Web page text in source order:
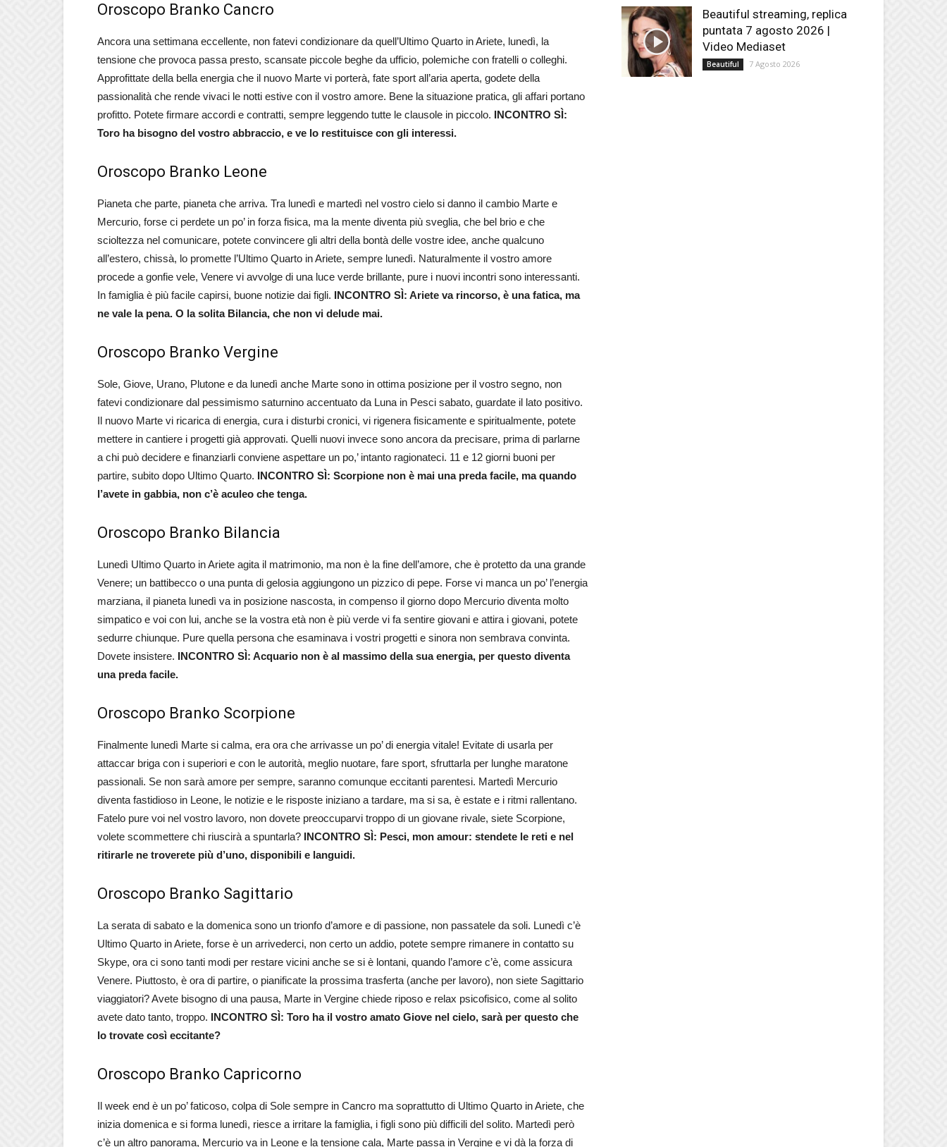
Oroscopo Branko Cancro
Ancora una settimana eccellente, non fatevi condizionare da quell’Ultimo Quarto in Ariete, lunedì, la
tensione che provoca passa presto, scansate piccole beghe da ufficio, polemiche con fratelli o colleghi.
Approfittate della bella energia che il nuovo Marte vi porterà, fate sport all’aria aperta, godete della
passionalità che rende vivaci le notti estive con il vostro amore. Bene la situazione pratica, gli affari portano
profitto. Potete firmare accordi e contratti, sempre leggendo tutte le clausole in piccolo. INCONTRO SÌ:
Toro ha bisogno del vostro abbraccio, e ve lo restituisce con gli interessi.
Oroscopo Branko Leone
Pianeta che parte, pianeta che arriva. Tra lunedì e martedì nel vostro cielo si danno il cambio Marte e
Mercurio, forse ci perdete un po’ in forza fisica, ma la mente diventa più sveglia, che bel brio e che
scioltezza nel comunicare, potete convincere gli altri della bontà delle vostre idee, anche qualcuno
all’estero, chissà, lo promette l’Ultimo Quarto in Ariete, sempre lunedì. Naturalmente il vostro amore
procede a gonfie vele, Venere vi avvolge di una luce verde brillante, pure i nuovi incontri sono interessanti.
In famiglia è più facile capirsi, buone notizie dai figli. INCONTRO SÌ: Ariete va rincorso, è una fatica, ma
ne vale la pena. O la solita Bilancia, che non vi delude mai.
Oroscopo Branko Vergine
Sole, Giove, Urano, Plutone e da lunedì anche Marte sono in ottima posizione per il vostro segno, non
fatevi condizionare dal pessimismo saturnino accentuato da Luna in Pesci sabato, guardate il lato positivo.
Il nuovo Marte vi ricarica di energia, cura i disturbi cronici, vi rigenera fisicamente e spiritualmente, potete
mettere in cantiere i progetti già approvati. Quelli nuovi invece sono ancora da precisare, prima di parlarne
a chi può decidere e finanziarli conviene aspettare un po,’ intanto ragionateci. 11 e 12 giorni buoni per
partire, subito dopo Ultimo Quarto. INCONTRO SÌ: Scorpione non è mai una preda facile, ma quando
l’avete in gabbia, non c’è aculeo che tenga.
Oroscopo Branko Bilancia
Lunedì Ultimo Quarto in Ariete agita il matrimonio, ma non è la fine dell’amore, che è protetto da una grande
Venere; un battibecco o una punta di gelosia aggiungono un pizzico di pepe. Forse vi manca un po’ l’energia
marziana, il pianeta lunedì va in posizione nascosta, in compenso il giorno dopo Mercurio diventa molto
simpatico e voi con lui, anche se la vostra età non è più verde vi fa sentire giovani e attira i giovani, potete
sedurre chiunque. Pure quella persona che esaminava i vostri progetti e sinora non sembrava convinta.
Dovete insistere. INCONTRO SÌ: Acquario non è al massimo della sua energia, per questo diventa
una preda facile.
Oroscopo Branko Scorpione
Finalmente lunedì Marte si calma, era ora che arrivasse un po’ di energia vitale! Evitate di usarla per
attaccar briga con i superiori e con le autorità, meglio nuotare, fare sport, sfruttarla per lunghe maratone
passionali. Se non sarà amore per sempre, saranno comunque eccitanti parentesi. Martedì Mercurio
diventa fastidioso in Leone, le notizie e le risposte iniziano a tardare, ma si sa, è estate e i ritmi rallentano.
Fatelo pure voi nel vostro lavoro, non dovete preoccuparvi troppo di un giovane rivale, siete Scorpione,
volete scommettere chi riuscirà a spuntarla? INCONTRO SÌ: Pesci, mon amour: stendete le reti e nel
ritirarle ne troverete più d’uno, disponibili e languidi.
Oroscopo Branko Sagittario
La serata di sabato e la domenica sono un trionfo d’amore e di passione, non passatele da soli. Lunedì c’è
Ultimo Quarto in Ariete, forse è un arrivederci, non certo un addio, potete sempre rimanere in contatto su
Skype, ora ci sono tanti modi per restare vicini anche se si è lontani, quando l’amore c’è, come assicura
Venere. Piuttosto, è ora di partire, o pianificate la prossima trasferta (anche per lavoro), non siete Sagittario
viaggiatori? Avete bisogno di una pausa, Marte in Vergine chiede riposo e relax psicofisico, come al solito
avete dato tanto, troppo. INCONTRO SÌ: Toro ha il vostro amato Giove nel cielo, sarà per questo che
lo trovate così eccitante?
Oroscopo Branko Capricorno
Il week end è un po’ faticoso, colpa di Sole sempre in Cancro ma soprattutto di Ultimo Quarto in Ariete, che
inizia domenica e si forma lunedì, riesce a irritare la famiglia, i figli sono più difficili del solito. Martedì però
c’è un altro panorama, Mercurio va in Leone e la tensione cala, Marte passa in Vergine e vi dà la forza di
Beautiful streaming, replica
puntata 7 agosto 2026 |
Video Mediaset
Beautiful 7 Agosto 2026